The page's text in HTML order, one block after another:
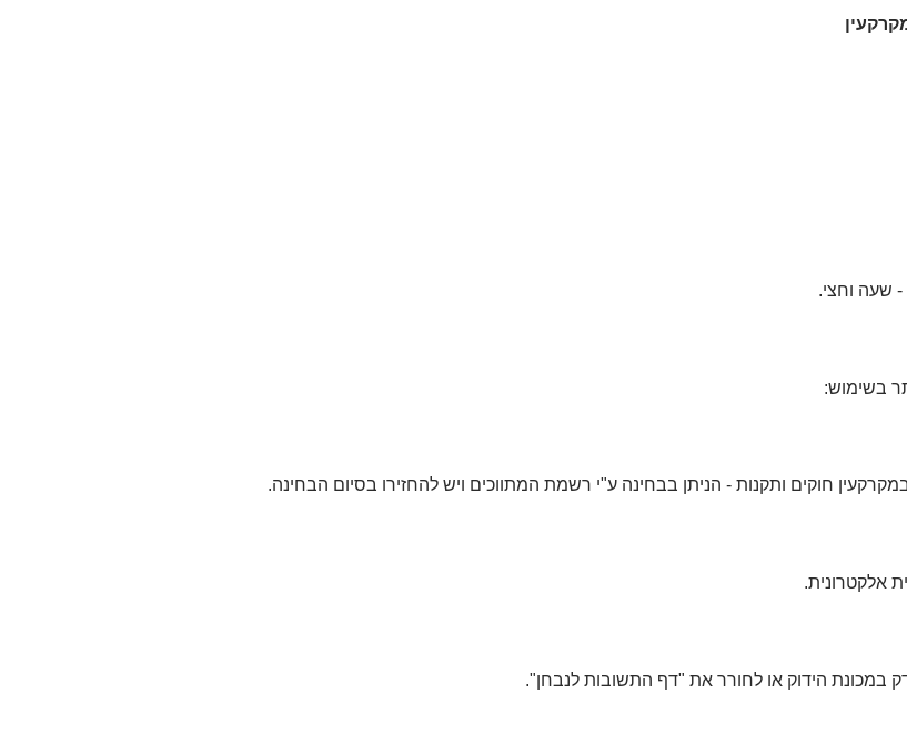
שעה וחצי.
בשימוש:
במקרקעין חוקים ותקנות - הניתן בבחינה ע"י רשמת המתווכים ויש להחזירו בסיום הבחינה.
אלקטרונית.
במכונת הידוק או לחורר את "דף התשובות לנבחן".